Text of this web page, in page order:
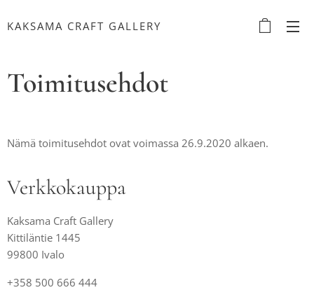
KAKSAMA CRAFT GALLERY
Toimitusehdot
Nämä toimitusehdot ovat voimassa 26.9.2020 alkaen.
Verkkokauppa
Kaksama Craft Gallery
Kittiläntie 1445
99800 Ivalo
+358 500 666 444